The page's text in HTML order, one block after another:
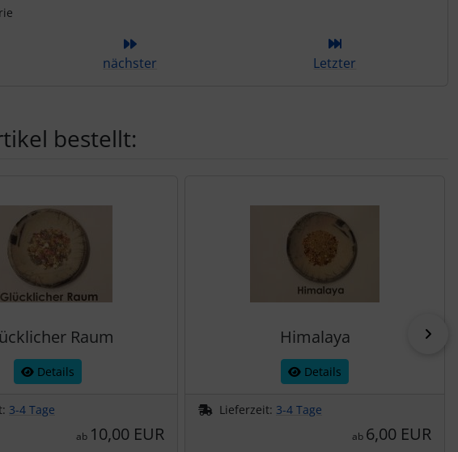
innerhalb dieser Kategorie
nächster Letzter
bestellt:
Raum
Details
3-4 Tage
ab 10,00 EUR
Himalaya
Details
Lieferzeit: 3-4 Tage
ab 6,00 EUR